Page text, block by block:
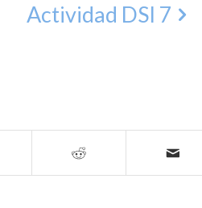
Actividad DSI 7